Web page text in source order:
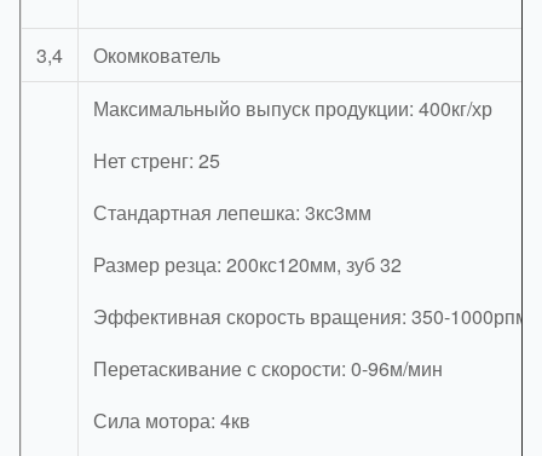
3,4
Окомкователь
Максимальныйо выпуск продукции: 400кг/хр
Нет стренг: 25
Стандартная лепешка: 3кс3мм
Размер резца: 200кс120мм, зуб 32
Эффективная скорость вращения: 350-1000рпм
Перетаскивание с скорости: 0-96м/мин
Сила мотора: 4кв